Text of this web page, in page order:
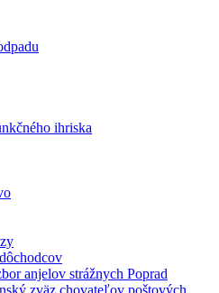
ihriska
anjelov strážnych Poprad
zväz chovateľov poštových